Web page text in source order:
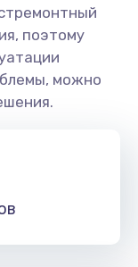
поэтому
можно